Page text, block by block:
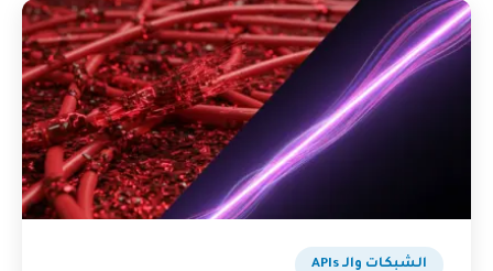
الشبكات والـ APIs